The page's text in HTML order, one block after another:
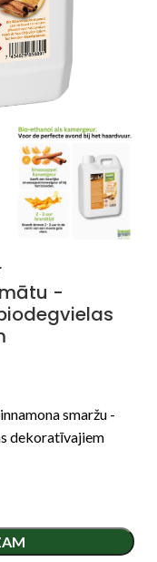
-
smaržu -
dekoratīvajiem